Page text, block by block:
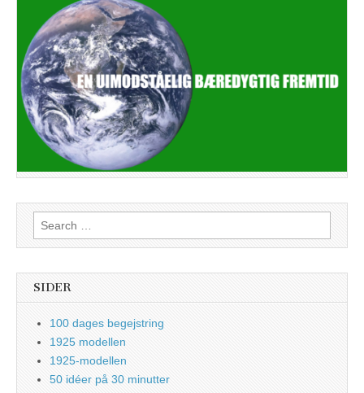
Search
for:
SIDER
100 dages begejstring
1925 modellen
1925-modellen
50 idéer på 30 minutter